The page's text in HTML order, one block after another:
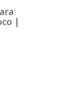
|